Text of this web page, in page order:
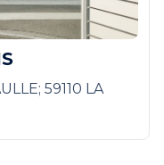
59110 LA